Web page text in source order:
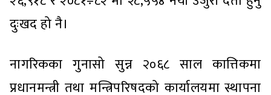
दुःखद हो नै।
नागरिकका गुनासो सुन्न २०६८ साल कात्तिकमा
प्रधानमन्त्री तथा मन्त्रिपरिषदको कार्यालयमा स्थापना